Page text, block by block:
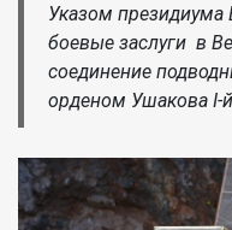
Указом президиума
боевые заслуги в
соединение
орденом Ушакова I-